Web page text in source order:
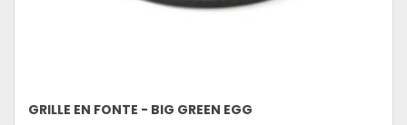
GRILLE EN FONTE - BIG GREEN EGG